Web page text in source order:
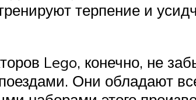
терпение и
Lego, конечно, не
Они обладают